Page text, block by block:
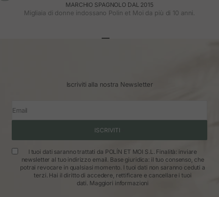
MARCHIO SPAGNOLO DAL 2015
Migliaia di donne indossano Polin et Moi da più di 10 anni.
Iscriviti alla nostra Newsletter
Email
ISCRIVITI
I tuoi dati saranno trattati da POLÍN ET MOI S.L. Finalità: inviare
newsletter al tuo indirizzo email. Base giuridica: il tuo consenso, che
potrai revocare in qualsiasi momento. I tuoi dati non saranno ceduti a
terzi. Hai il diritto di accedere, rettificare e cancellare i tuoi
dati. Maggiori informazioni